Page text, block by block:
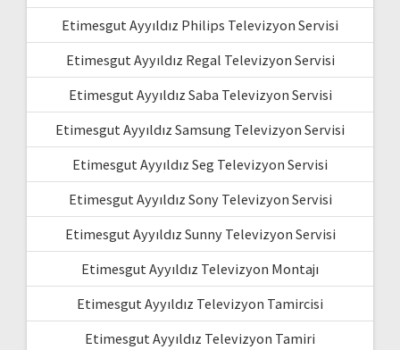
Etimesgut Ayyıldız Philips Televizyon Servisi
Etimesgut Ayyıldız Regal Televizyon Servisi
Etimesgut Ayyıldız Saba Televizyon Servisi
Etimesgut Ayyıldız Samsung Televizyon Servisi
Etimesgut Ayyıldız Seg Televizyon Servisi
Etimesgut Ayyıldız Sony Televizyon Servisi
Etimesgut Ayyıldız Sunny Televizyon Servisi
Etimesgut Ayyıldız Televizyon Montajı
Etimesgut Ayyıldız Televizyon Tamircisi
Etimesgut Ayyıldız Televizyon Tamiri